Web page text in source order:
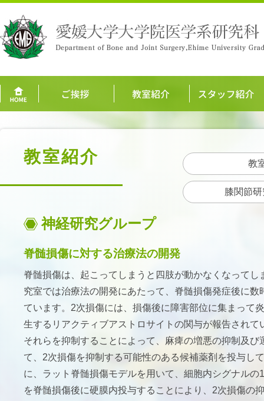
教室紹介 教
膝関節
神経研究グループ
脊髄損傷に対する治療法の開発
脊髄損傷は、起こってしまうと四肢が動かなくなって
究室では治療法の開発にあたって、脊髄損傷発症後に
ています。2次損傷には、損傷後に障害部位に集まって
生するリアクティブアストロサイトの関与が報告されて
それらを抑制することによって、麻痺の増悪の抑制及
て、2次損傷を抑制する可能性のある候補薬剤を投与し
に、ラット脊髄損傷モデルを用いて、細胞内シグナル
を脊髄損傷後に硬膜内投与することにより、2次損傷の